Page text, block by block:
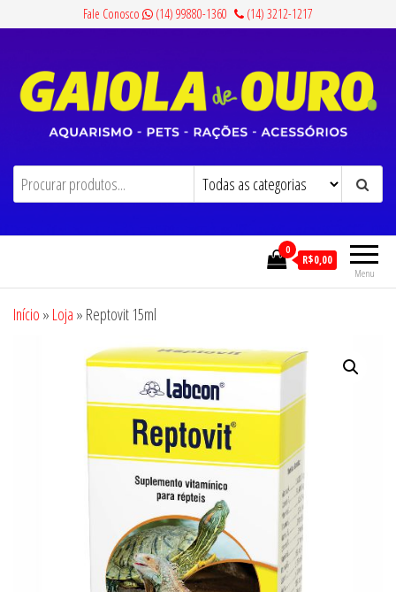
conteúdo
Fale Conosco (14) 99880-1360 (14) 3212-1217
Gaiola de Ouro Aquarismo, Pets, Rações e Acessórios
Menu
0
R$0,00
Início » Loja » Reptovit 15ml